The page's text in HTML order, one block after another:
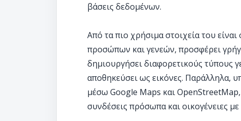
βάσεις δεδομένων.
Από τα πιο χρήσιμα στοιχεία του είναι
προσώπων και γενεών, προσφέρει
δημιουργήσει διαφορετικούς τύπους
αποθηκεύσει ως εικόνες. Παράλληλα,
μέσω Google Maps και OpenStreetMap,
συνδέσεις πρόσωπα και οικογένειες